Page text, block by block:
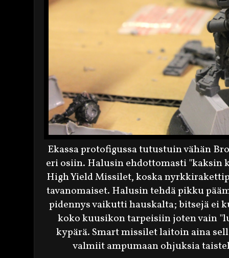
Ekassa protofigussa tutustuin vähän
eri osiin. Halusin ehdottomasti "kaksin
High Yield Missilet, koska
tavanomaiset. Halusin tehdä pikku
pidennys vaikutti hauskalta; bitsejä ei
koko kuusikon tarpeisiin joten vain
kypärä. Smart missilet laitoin aina
valmiit ampumaan ohjuksia